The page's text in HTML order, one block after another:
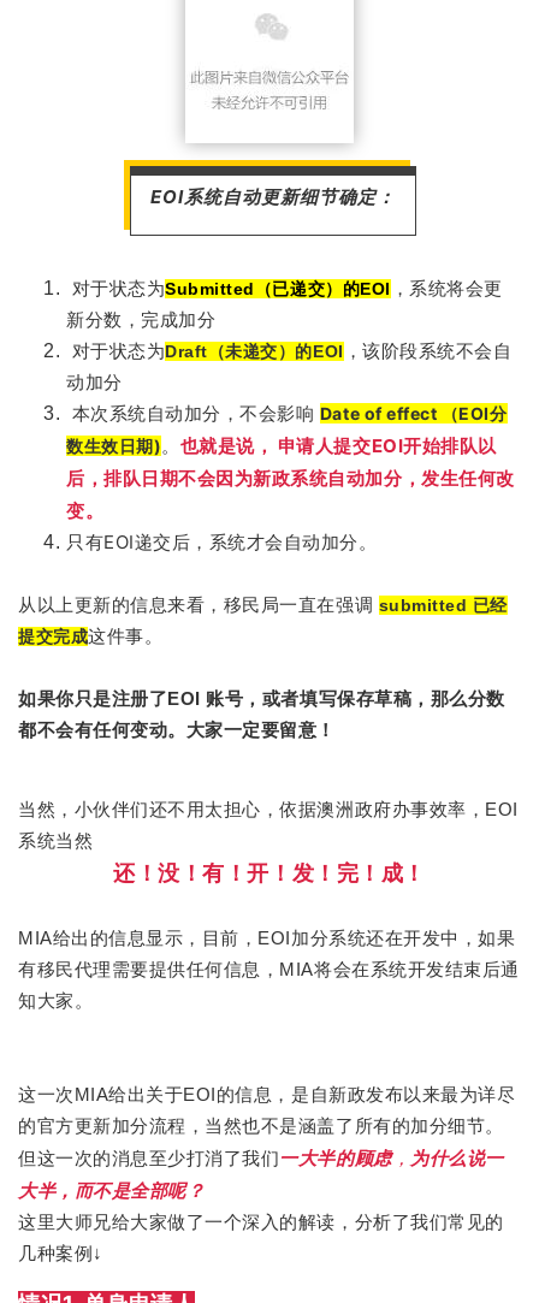
EOI系统自动更新细节确定：
对于状态为Submitted（已递交）的EOI ，系统将会更
新分数，完成加分
对于状态为Draft（未递交）的EOI ，该阶段系统不会自
动加分
本次系统自动加分，不会影响 Date of effect （EOI分
数生效日期)。 也就是说， 申请人提交EOI开始排队以
后，排队日期不会因为新政系统自动加分，发生任何改
变。
只有EOI递交后，系统才会自动加分。
从以上更新的信息来看，移民局一直在强调 submitted 已经
提交完成这件事。
如果你只是注册了EOI 账号，或者填写保存草稿，那么分数
都不会有任何变动。大家一定要留意！
当然，小伙伴们还不用太担心，依据澳洲政府办事效率，EOI
系统当然
还！没！有！开！发！完！成！
MIA给出的信息显示，目前，EOI加分系统还在开发中，如果
有移民代理需要提供任何信息，MIA将会在系统开发结束后通
知大家。
这一次MIA给出关于EOI的信息，是自新政发布以来最为详尽
的官方更新加分流程，当然也不是涵盖了所有的加分细节。
但这一次的消息至少打消了我们一大半的顾虑， 为什么说一
大半，而不是全部呢？
这里大师兄给大家做了一个深入的解读，分析了我们常见的
几种案例↓